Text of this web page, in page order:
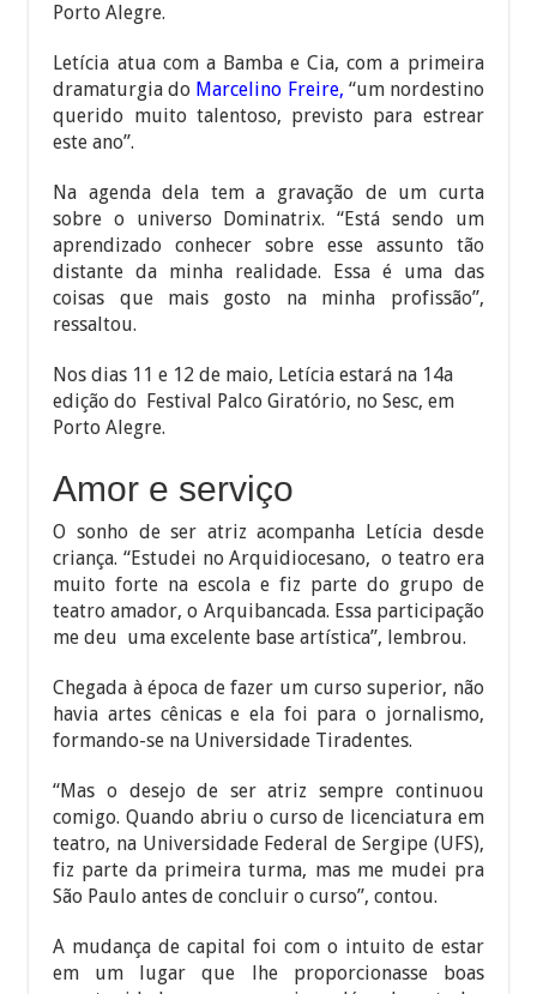
Porto Alegre.
Letícia atua com a Bamba e Cia, com a primeira
dramaturgia do Marcelino Freire, “um nordestino
querido muito talentoso, previsto para estrear
este ano”.
Na agenda dela tem a gravação de um curta
sobre o universo Dominatrix. “Está sendo um
aprendizado conhecer sobre esse assunto tão
distante da minha realidade. Essa é uma das
coisas que mais gosto na minha profissão”,
ressaltou.
Nos dias 11 e 12 de maio, Letícia estará na 14a
edição do Festival Palco Giratório, no Sesc, em
Porto Alegre.
Amor e serviço
O sonho de ser atriz acompanha Letícia desde
criança. “Estudei no Arquidiocesano, o teatro era
muito forte na escola e fiz parte do grupo de
teatro amador, o Arquibancada. Essa participação
me deu uma excelente base artística”, lembrou.
Chegada à época de fazer um curso superior, não
havia artes cênicas e ela foi para o jornalismo,
formando-se na Universidade Tiradentes.
“Mas o desejo de ser atriz sempre continuou
comigo. Quando abriu o curso de licenciatura em
teatro, na Universidade Federal de Sergipe (UFS),
fiz parte da primeira turma, mas me mudei pra
São Paulo antes de concluir o curso”, contou.
A mudança de capital foi com o intuito de estar
em um lugar que lhe proporcionasse boas